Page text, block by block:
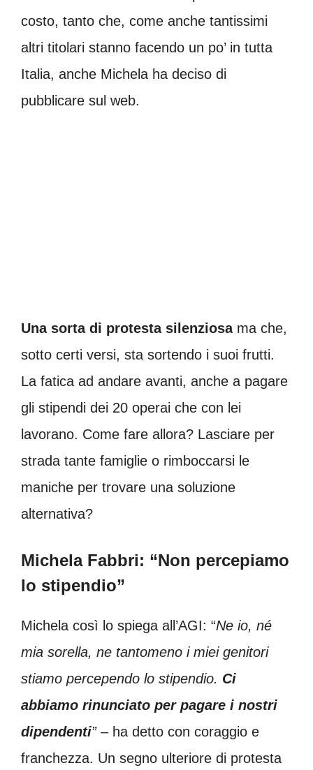
costo, tanto che, come anche tantissimi
altri titolari stanno facendo un po’ in tutta
Italia, anche Michela ha deciso di
pubblicare sul web.
Una sorta di protesta silenziosama che,
sotto certi versi, sta sortendo i suoi frutti.
La fatica ad andare avanti, anche a pagare
gli stipendi dei 20 operai che con lei
lavorano. Come fare allora? Lasciare per
strada tante famiglie o rimboccarsi le
maniche per trovare una soluzione
alternativa?
Michela Fabbri: “Non percepiamo
lo stipendio”
Michela così lo spiega all’AGI: “Ne io, né
mia sorella, ne tantomeno i miei genitori
stiamo percependo lo stipendio. Ci
abbiamo rinunciato per pagare i nostri
dipendenti”– ha detto con coraggio e
franchezza. Un segno ulteriore di protesta